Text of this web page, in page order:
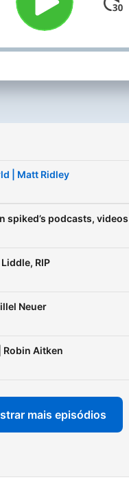
| Matt Ridley
spiked’s podcasts,
Liddle, RIP
Neuer
Robin Aitken
mais episódios